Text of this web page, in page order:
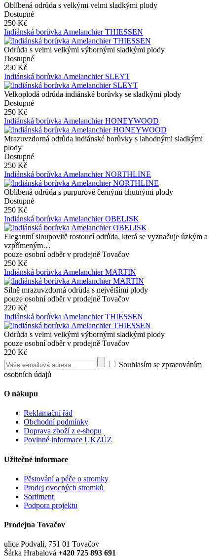
Oblíbená odrůda s velkými velmi sladkými plody
Dostupné
250 Kč
Indiánská borůvka Amelanchier THIESSEN
Odrůda s velmi velkými výbornými sladkými plody
Dostupné
250 Kč
Indiánská borůvka Amelanchier SLEYT
Velkoplodá odrůda indiánské borůvky se sladkými plody
Dostupné
250 Kč
Indiánská borůvka Amelanchier HONEYWOOD
Mrazuvzdorná odrůda indiánské borůvky s lahodnými sladkými
plody
Dostupné
250 Kč
Indiánská borůvka Amelanchier NORTHLINE
Oblíbená odrůda s purpurově černými chutnými plody
Dostupné
250 Kč
Indiánská borůvka Amelanchier OBELISK
Elegantní sloupovitě rostoucí odrůda, která se vyznačuje úzkým a
vzpřímeným…
pouze osobní odběr v prodejně Tovačov
250 Kč
Indiánská borůvka Amelanchier MARTIN
Silně mrazuvzdorná odrůda s největšími plody
pouze osobní odběr v prodejně Tovačov
220 Kč
Indiánská borůvka Amelanchier THIESSEN
Odrůda s velmi velkými výbornými sladkými plody
pouze osobní odběr v prodejně Tovačov
220 Kč
Souhlasím se zpracováním
osobních údajů
O nákupu
Reklamační řád
Obchodní podmínky
Doprava zboží z e-shopu
Povinné informace UKZÚZ
Užitečné informace
Pěstování a péče o stromky
Prodej ovocných stromků
Sortiment
Podpora projektu
Prodejna Tovačov
ulice Podvalí, 751 01 Tovačov
Šárka Hrabalová +420 725 893 691